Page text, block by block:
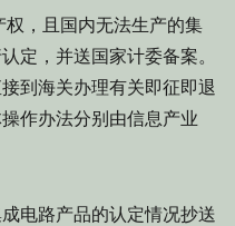
，且国内无法生产的集
定，并送国家计委备案。
到海关办理有关即征即退
作办法分别由信息产业
电路产品的认定情况抄送